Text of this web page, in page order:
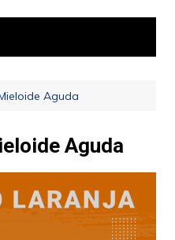
Aguda
Aguda